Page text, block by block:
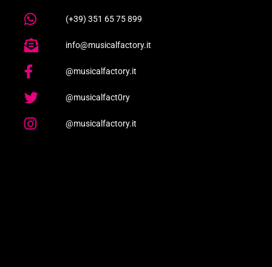
(+39) 351 65 75 899
info@musicalfactory.it
@musicalfactory.it
@musicalfact0ry
@musicalfactory.it